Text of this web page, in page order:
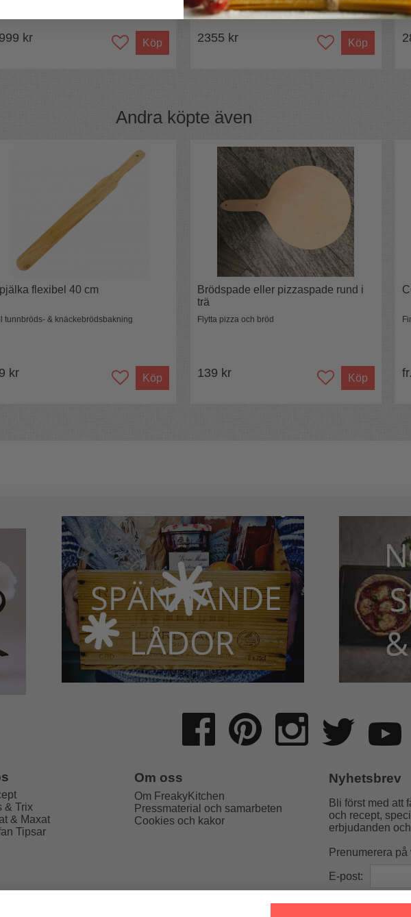
kr Köp 2355 kr Köp
Andra köpte även
flexibel 40 cm
tunnbröds- & knäckebrödsbakning
kr Köp
Brödspade eller pizzaspade rund i
trä
Flytta pizza och bröd
139 kr Köp
& Trix
& Maxat
Tipsar
Om oss
Om FreakyKitchen
Pressmaterial och samarbeten
Cookies och kakor
Nyhetsbrev
Bli först med att
och recept,
erbjudanden
Prenumerera
E-post: